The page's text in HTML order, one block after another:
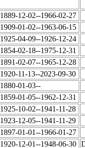
1889-12-02--1966-02-27
1909-01-02--1963-06-15
1925-04-09--1926-12-24
1854-02-18--1975-12-31
1891-02-07--1965-12-28
1920-11-13--2023-09-30
1880-01-03--
1859-01-05--1962-12-31
1925-10-02--1941-11-28
1923-12-05--1941-11-29
1897-01-01--1966-01-27
1920-12-01--1948-06-30